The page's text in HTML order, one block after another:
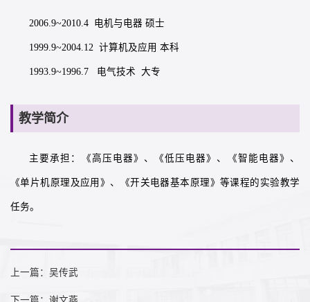
2006.9~2010.4 电机与电器 硕士
1999.9~2004.12 计算机及应用 本科
1993.9~1996.7 电气技术 大专
教学简介
主要承担：《高压电器》、《低压电器》、《智能电器》、
《单片机原理及应用》、《开关电器基本原理》等课程的实验教学
任务。
上一篇：吴传武
下一篇：谢文燕